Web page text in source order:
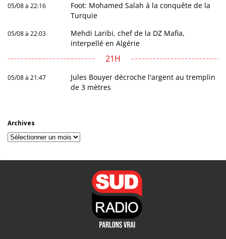
05/08 à 22:16
Foot: Mohamed Salah à la conquête de la
Turquie
05/08 à 22:03
Mehdi Laribi, chef de la DZ Mafia,
interpellé en Algérie
21H
05/08 à 21:47
Jules Bouyer décroche l'argent au tremplin
de 3 mètres
Archives
Archives